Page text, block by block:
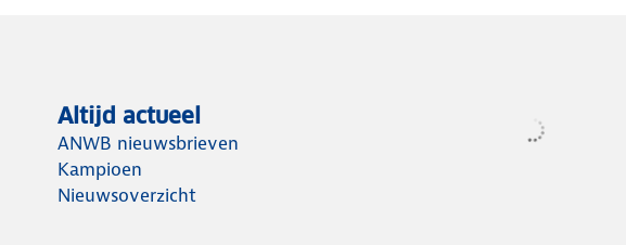
Altijd actueel
ANWB nieuwsbrieven
Kampioen
Nieuwsoverzicht